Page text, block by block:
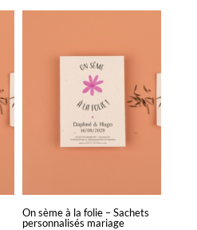
On sème à la folie – Sachets
personnalisés mariage